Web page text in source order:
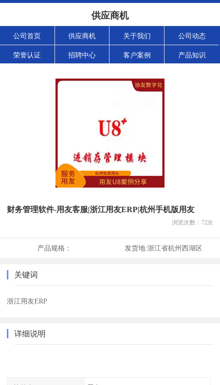
供应商机
公司首页 供应商机 关于我们 公司动态
荣誉认证 招聘中心 客户案例 产品知识
财务管理软件-用友客服|浙江用友ERP|杭州手机版用友
浏览次数： 72次
产品规格： 发货地:浙江省杭州西湖区
关键词
浙江用友ERP
详细说明